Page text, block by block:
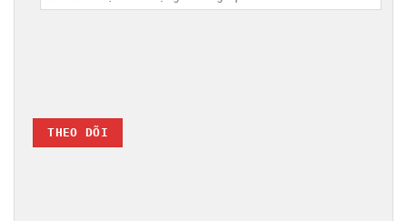
THEO DÕI